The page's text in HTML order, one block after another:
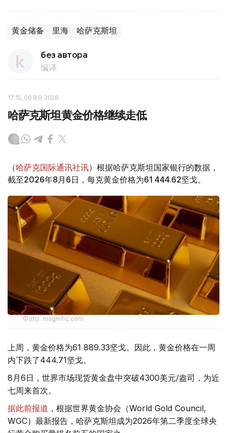
黄金储备 里海 哈萨克斯坦
без автора
编译
17:15, 06 8月 2026
哈萨克斯坦黄金价格继续走低
（哈萨克国际通讯社讯）根据哈萨克斯坦国家银行的数据，
截至2026年8月6日，每克黄金价格为61 444.62坚戈。
Фото: magnific.com
上周，黄金价格为61 889.33坚戈。因此，黄金价格在一周
内下跌了444.71坚戈。
8月6日，世界市场现货黄金盘中突破4300美元/盎司，为近
七周来首次。
据此前报道 ，根据世界黄金协会（World Gold Council,
WGC）最新报告，哈萨克斯坦成为2026年第二季度全球央